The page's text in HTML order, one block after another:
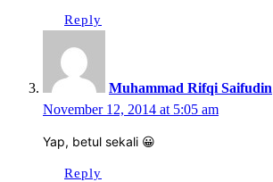
Reply
Muhammad Rifqi Saifudin
November 12, 2014 at 5:05 am
Yap, betul sekali 😀
Reply